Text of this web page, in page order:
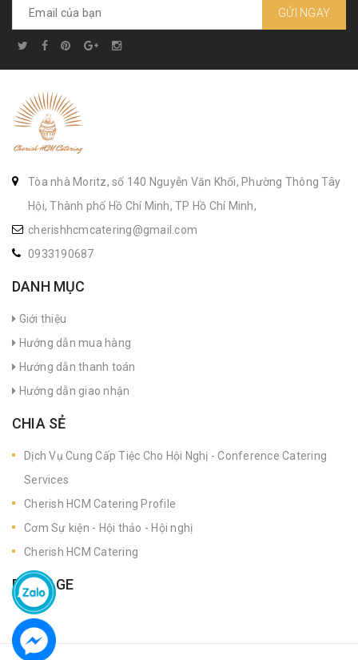
GỬI NGAY
Tòa nhà Moritz, số 140 Nguyễn Văn Khối, Phường Thông Tây
Hội, Thành phố Hồ Chí Minh, TP Hồ Chí Minh,
cherishhcmcatering@gmail.com
0933190687
DANH MỤC
Giới thiệu
Hướng dẫn mua hàng
Hướng dẫn thanh toán
Hướng dẫn giao nhận
CHIA SẺ
Dịch Vụ Cung Cấp Tiệc Cho Hội Nghị - Conference Catering
Services
Cherish HCM Catering Profile
Cơm Sự kiện - Hội thảo - Hội nghị
Cherish HCM Catering
FANPAGE